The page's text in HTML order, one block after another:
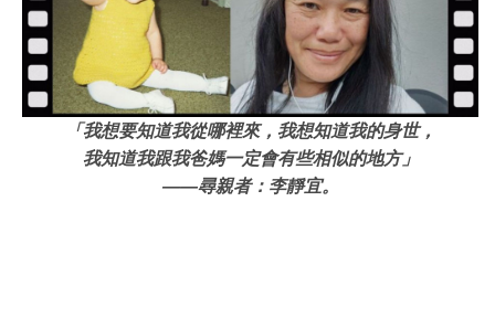
「我想要知道我從哪裡來，我想知道我的身世，
我知道我跟我爸媽一定會有些相似的地方」
——尋親者：李靜宜。